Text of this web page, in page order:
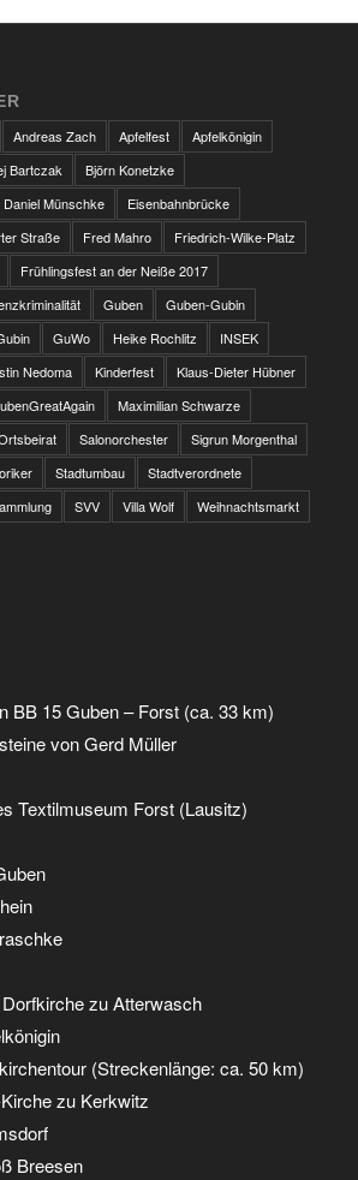
Andreas Zach Apfelfest
Apfelkönigin
Bartczak
Björn Konetzke
Daniel Münschke
Eisenbahnbrücke
Straße Fred Mahro
Friedrich-Wilke-Platz
Frühlingsfest an der Neiße 2017
Guben
Guben-Gubin
GuWo Heike Rochlitz
INSEK
Nedoma Kinderfest
Klaus-Dieter Hübner
Maximilian Schwarze
Salonorchester
Sigrun Morgenthal
Stadtumbau
Stadtverordnete
SVV Villa Wolf Weihnachtsmarkt
BB 15 Guben – Forst (ca. 33 km)
von Gerd Müller
Textilmuseum Forst (Lausitz)
zu Atterwasch
(Streckenlänge: ca. 50 km)
zu Kerkwitz
Breesen